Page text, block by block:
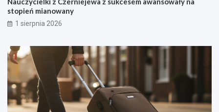
stopień mianowany
1 sierpnia 2026